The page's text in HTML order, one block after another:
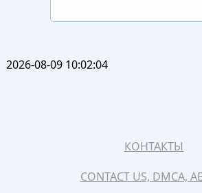
2026-08-09 10:02:04
КОНТАКТЫ
CONTACT US, DMCA,